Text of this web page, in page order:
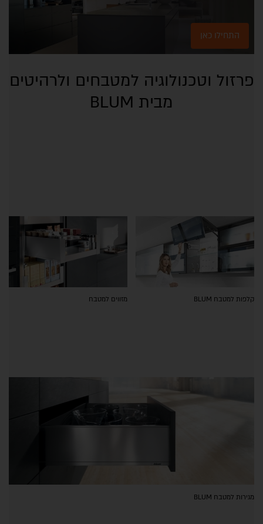
התחילו כאן
פרזול וטכנולוגיה למטבחים ולרהיטים
מבית BLUM
קלפות למטבח BLUM מזווים למטבח
מגירות למטבח BLUM